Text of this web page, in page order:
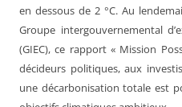
en dessous de 2 °C. Au
Groupe intergouvernemental
(GIEC), ce rapport « Mission
décideurs politiques, aux
une décarbonisation totale est